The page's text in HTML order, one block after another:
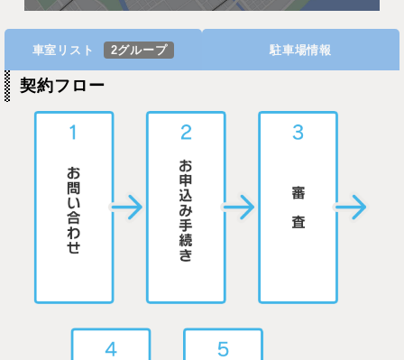
車室リスト 2グループ 駐車場情報
契約フロー